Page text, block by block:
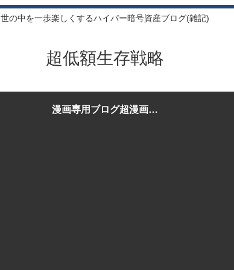
世の中を一歩楽しくするハイパー暗号資産ブログ(雑記)
超低額生存戦略
漫画専用ブログ超漫画生